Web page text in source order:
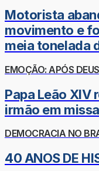
Motorista
movimento e
meia tonelada
EMOÇÃO: APÓS
Papa Leão XIV
irmão em
DEMOCRACIA NO
40 ANOS DE